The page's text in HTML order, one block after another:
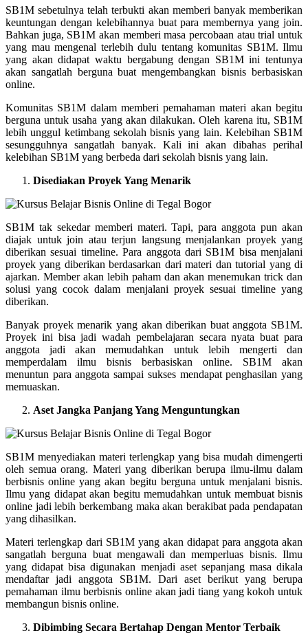
SB1M sebetulnya telah terbukti akan memberi banyak memberikan
keuntungan dengan kelebihannya buat para membernya yang join.
Bahkan juga, SB1M akan memberi masa percobaan atau trial untuk
yang mau mengenal terlebih dulu tentang komunitas SB1M. Ilmu
yang akan didapat waktu bergabung dengan SB1M ini tentunya
akan sangatlah berguna buat mengembangkan bisnis berbasiskan
online.
Komunitas SB1M dalam memberi pemahaman materi akan begitu
berguna untuk usaha yang akan dilakukan. Oleh karena itu, SB1M
lebih unggul ketimbang sekolah bisnis yang lain. Kelebihan SB1M
sesungguhnya sangatlah banyak. Kali ini akan dibahas perihal
kelebihan SB1M yang berbeda dari sekolah bisnis yang lain.
Disediakan Proyek Yang Menarik
SB1M tak sekedar memberi materi. Tapi, para anggota pun akan
diajak untuk join atau terjun langsung menjalankan proyek yang
diberikan sesuai timeline. Para anggota dari SB1M bisa menjalani
proyek yang diberikan berdasarkan dari materi dan tutorial yang di
ajarkan. Member akan lebih paham dan akan menemukan trick dan
solusi yang cocok dalam menjalani proyek sesuai timeline yang
diberikan.
Banyak proyek menarik yang akan diberikan buat anggota SB1M.
Proyek ini bisa jadi wadah pembelajaran secara nyata buat para
anggota jadi akan memudahkan untuk lebih mengerti dan
memperdalam ilmu bisnis berbasiskan online. SB1M akan
menuntun para anggota sampai sukses mendapat penghasilan yang
memuaskan.
Aset Jangka Panjang Yang Menguntungkan
SB1M menyediakan materi terlengkap yang bisa mudah dimengerti
oleh semua orang. Materi yang diberikan berupa ilmu-ilmu dalam
berbisnis online yang akan begitu berguna untuk menjalani bisnis.
Ilmu yang didapat akan begitu memudahkan untuk membuat bisnis
online jadi lebih berkembang maka akan berakibat pada pendapatan
yang dihasilkan.
Materi terlengkap dari SB1M yang akan didapat para anggota akan
sangatlah berguna buat mengawali dan memperluas bisnis. Ilmu
yang didapat bisa digunakan menjadi aset sepanjang masa dikala
mendaftar jadi anggota SB1M. Dari aset berikut yang berupa
pemahaman ilmu berbisnis online akan jadi tiang yang kokoh untuk
membangun bisnis online.
Dibimbing Secara Bertahap Dengan Mentor Terbaik